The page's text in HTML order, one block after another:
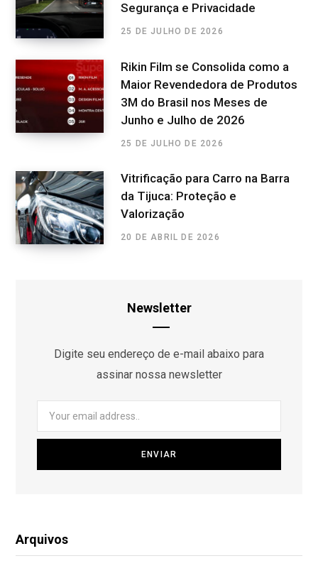
Segurança e Privacidade
25 DE JULHO DE 2026
Rikin Film se Consolida como a
Maior Revendedora de Produtos
3M do Brasil nos Meses de
Junho e Julho de 2026
25 DE JULHO DE 2026
Vitrificação para Carro na Barra
da Tijuca: Proteção e
Valorização
20 DE ABRIL DE 2026
Newsletter
Digite seu endereço de e-mail abaixo para
assinar nossa newsletter
Arquivos